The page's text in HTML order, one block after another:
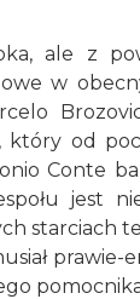
ale z
w
który od
Conte
jest
starciach